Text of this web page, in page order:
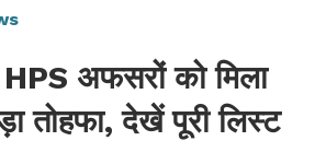
HPS अफसरों को मिला
तोहफा, देखें पूरी लिस्ट